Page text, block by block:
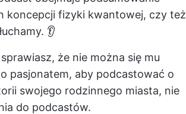
koncepcji fizyki kwantowej, czy też
👂
że nie można się mu
pasjonatem, aby podcastować o
swojego rodzinnego miasta, nie
do podcastów.